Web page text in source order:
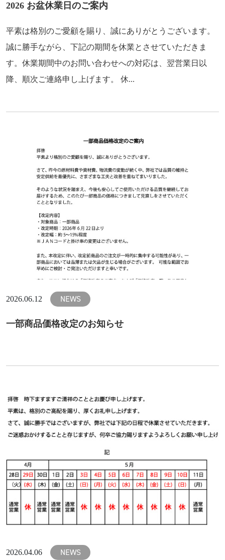
2026 お盆休業日のご案内
平素は格別のご愛顧を賜り、誠にありがとうございます。
誠に勝手ながら、下記の期間を休業とさせていただきま
す。休業期間中のお問い合わせへの対応は、翌営業日以
降、順次ご連絡申し上げます。 休...
2026.06.12 NEWS
一部商品価格改定のお知らせ
2026.04.06 NEWS